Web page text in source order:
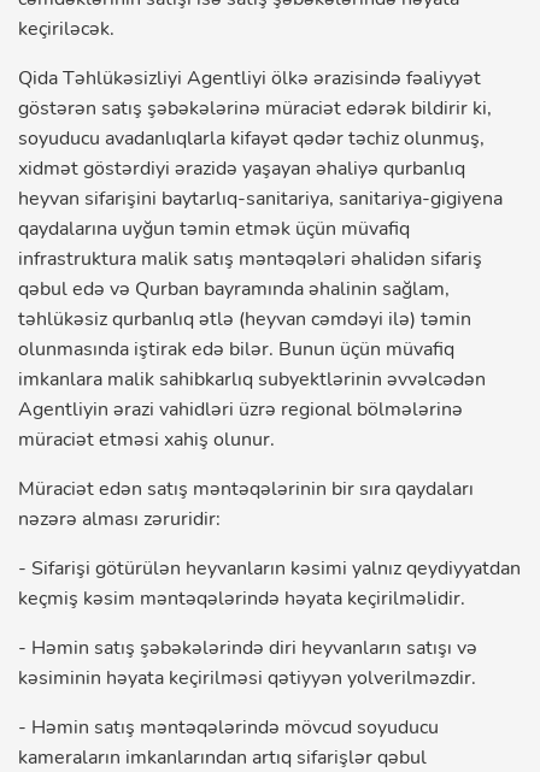
keçiriləcək.
Qida Təhlükəsizliyi Agentliyi ölkə ərazisində fəaliyyət
göstərən satış şəbəkələrinə müraciət edərək bildirir ki,
soyuducu avadanlıqlarla kifayət qədər təchiz olunmuş,
xidmət göstərdiyi ərazidə yaşayan əhaliyə qurbanlıq
heyvan sifarişini baytarlıq-sanitariya, sanitariya-gigiyena
qaydalarına uyğun təmin etmək üçün müvafiq
infrastruktura malik satış məntəqələri əhalidən sifariş
qəbul edə və Qurban bayramında əhalinin sağlam,
təhlükəsiz qurbanlıq ətlə (heyvan cəmdəyi ilə) təmin
olunmasında iştirak edə bilər. Bunun üçün müvafiq
imkanlara malik sahibkarlıq subyektlərinin əvvəlcədən
Agentliyin ərazi vahidləri üzrə regional bölmələrinə
müraciət etməsi xahiş olunur.
Müraciət edən satış məntəqələrinin bir sıra qaydaları
nəzərə alması zəruridir:
- Sifarişi götürülən heyvanların kəsimi yalnız qeydiyyatdan
keçmiş kəsim məntəqələrində həyata keçirilməlidir.
- Həmin satış şəbəkələrində diri heyvanların satışı və
kəsiminin həyata keçirilməsi qətiyyən yolverilməzdir.
- Həmin satış məntəqələrində mövcud soyuducu
kameraların imkanlarından artıq sifarişlər qəbul